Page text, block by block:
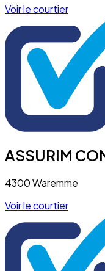
Voir le courtier
ASSURIM
4300 Waremme
Voir le courtier